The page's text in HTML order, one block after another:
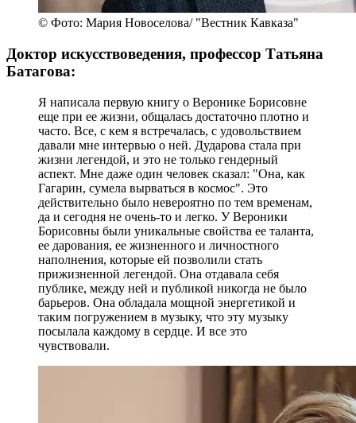
© Фото: Мария Новоселова/ "Вестник Кавказа"
Доктор искусствоведения, профессор Татьяна
Батагова:
Я написала первую книгу о Веронике Борисовне
еще при ее жизни, общалась достаточно плотно и
часто. Все, с кем я встречалась, с удовольствием
давали мне интервью о ней. Дударова стала при
жизни легендой, и это не только гендерный
аспект. Мне даже один человек сказал: "Она, как
Гагарин, сумела вырваться в космос". Это
действительно было невероятно по тем временам,
да и сегодня не очень-то и легко. У Вероники
Борисовны были уникальные свойства ее таланта,
ее дарования, ее жизненного и личностного
наполнения, которые ей позволили стать
прижизненной легендой. Она отдавала себя
публике, между ней и публикой никогда не было
барьеров. Она обладала мощной энергетикой и
таким погружением в музыку, что эту музыку
посылала каждому в сердце. И все это
чувствовали.